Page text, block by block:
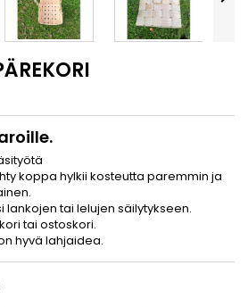
koppa hylkii kosteutta paremmin ja
lankojen tai lelujen säilytykseen.
tai ostoskori.
hyvä lahjaidea.